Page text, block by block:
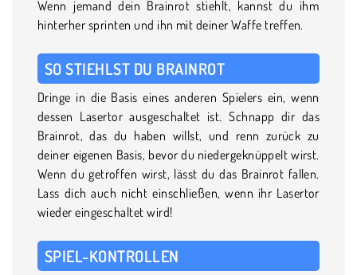
Wenn jemand dein Brainrot stiehlt, kannst du ihm
hinterher sprinten und ihn mit deiner Waffe treffen.
SO STIEHLST DU BRAINROT
Dringe in die Basis eines anderen Spielers ein, wenn
dessen Lasertor ausgeschaltet ist. Schnapp dir das
Brainrot, das du haben willst, und renn zurück zu
deiner eigenen Basis, bevor du niedergeknüppelt wirst.
Wenn du getroffen wirst, lässt du das Brainrot fallen.
Lass dich auch nicht einschließen, wenn ihr Lasertor
wieder eingeschaltet wird!
SPIEL-KONTROLLEN